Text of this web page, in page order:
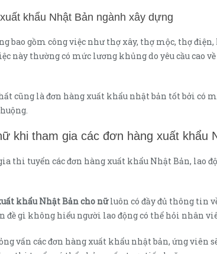
khẩu Nhật Bản ngành xây dựng
bao gồm công việc như thợ xây, thợ mộc, thợ
này thường có mức lương khủng do yêu cầu cao
cũng là đơn hàng xuất khẩu nhật bản tốt bởi có
khi tham gia các đơn hàng xuất khẩu
thi tuyển các đơn hàng xuất khẩu Nhật Bản, lao
khẩu Nhật Bản cho nữluôn có đầy đủ thông tin
đề gì không hiểu người lao động có thể hỏi nhân
vấn các đơn hàng xuất khẩu nhật bản, ứng viên